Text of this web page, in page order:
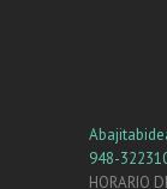
948-
HORARIO